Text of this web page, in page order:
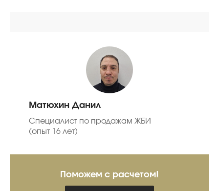
Матюхин Данил
Специалист по продажам ЖБИ
(опыт 16 лет)
Поможем с расчетом!